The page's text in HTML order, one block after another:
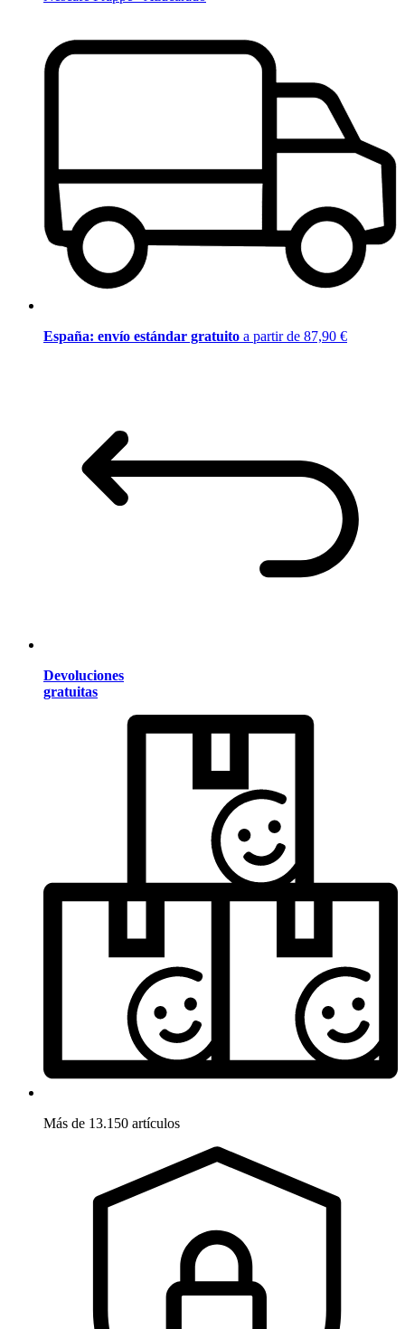
España: envío estándar gratuito a partir de 87,90 €
Devoluciones
gratuitas
Más de 13.150 artículos